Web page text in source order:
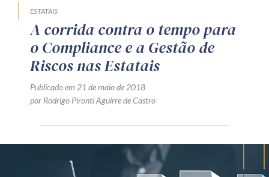
ESTATAIS
A corrida contra o tempo para
o Compliance e a Gestão de
Riscos nas Estatais
Publicado em 21 de maio de 2018
por Rodrigo Pironti Aguirre de Castro